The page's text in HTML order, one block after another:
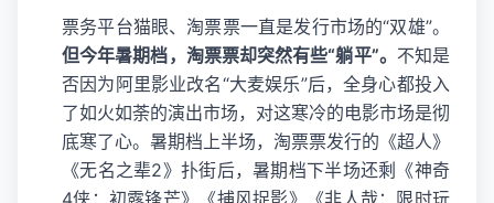
票务平台猫眼、淘票票一直是发行市场的“双雄”。
但今年暑期档，淘票票却突然有些“躺平”。 不知是
否因为阿里影业改名“大麦娱乐”后，全身心都投入
了如火如荼的演出市场，对这寒冷的电影市场是彻
底寒了心。暑期档上半场，淘票票发行的《超人》
《无名之辈2》扑街后，暑期档下半场还剩《神奇
4侠：初露锋芒》《捕风捉影》《非人哉：限时玩